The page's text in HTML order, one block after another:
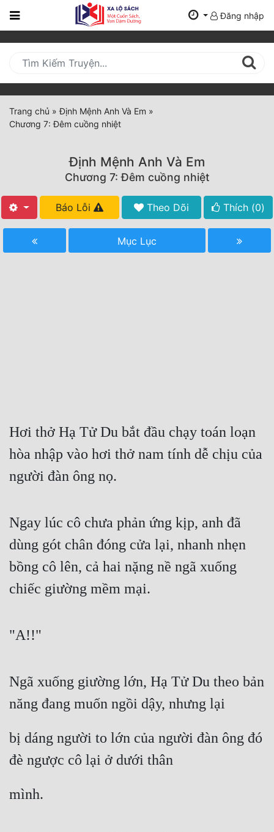
Trang
Mới
Cập
Nhật
(current)
Tất Cả
Hoàn Thành
Xa Lộ Dịch
Cung Đấu
Cổ Tiên Hiệp
Du Hí
Dị Giới
Gia Đấu
Góc Nhìn Nam
Huyền Huyễn
Huyền Ảo
Đăng nhập
Trang chủ »Định Mệnh Anh Và Em »
Chương 7: Đêm cuồng nhiệt
Định Mệnh Anh Và Em
Chương 7: Đêm cuồng nhiệt
Báo Lỗi Theo Dõi Thích (0)
Mục Lục
Hơi thở Hạ Tử Du bắt đầu chạy toán loạn
hòa nhập vào hơi thở nam tính dễ chịu của
người đàn ông nọ.
Ngay lúc cô chưa phản ứng kịp, anh đã
dùng gót chân đóng cửa lại, nhanh nhẹn
bồng cô lên, cả hai nặng nề ngã xuống
chiếc giường mềm mại.
"A!!"
Ngã xuống giường lớn, Hạ Tử Du theo bản
năng đang muốn ngồi dậy, nhưng lại
bị dáng người to lớn của người đàn ông đó
đè ngược cô lại ở dưới thân
mình.